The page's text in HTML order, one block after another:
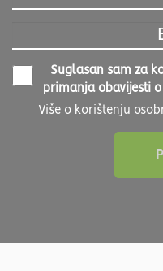
Suglasan sam za
primanja obavijesti
Više o korištenju